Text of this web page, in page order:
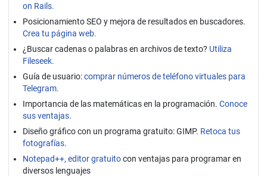
on Rails.
Posicionamiento SEO y mejora de resultados en buscadores.
Crea tu página web.
¿Buscar cadenas o palabras en archivos de texto? Utiliza
Fileseek.
Guía de usuario:comprar números de teléfono virtuales para
Telegram.
Importancia de las matemáticas en la programación. Conoce
sus ventajas.
Diseño gráfico con un programa gratuito: GIMP. Retoca tus
fotografías.
Notepad++, editor gratuitocon ventajas para programar en
diversos lenguajes